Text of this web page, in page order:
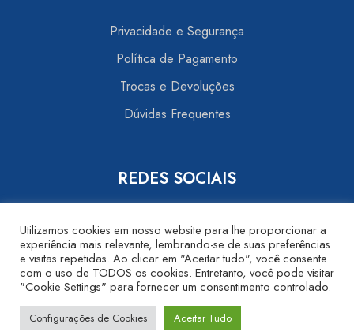
Privacidade e Segurança
Política de Pagamento
Trocas e Devoluções
Dúvidas Frequentes
REDES SOCIAIS
© 2026 Blog Farma 22. Todos os direitos reservados.
Utilizamos cookies em nosso website para lhe proporcionar a
experiência mais relevante, lembrando-se de suas preferências
e visitas repetidas. Ao clicar em "Aceitar tudo", você consente
com o uso de TODOS os cookies. Entretanto, você pode visitar
"Cookie Settings" para fornecer um consentimento controlado.
Configurações de Cookies Aceitar Tudo